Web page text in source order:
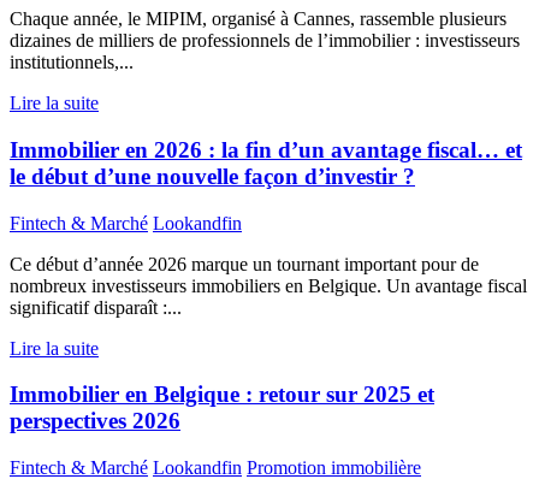
Chaque année, le MIPIM, organisé à Cannes, rassemble plusieurs
dizaines de milliers de professionnels de l’immobilier : investisseurs
institutionnels,...
Lire la suite
Immobilier en 2026 : la fin d’un avantage fiscal… et
le début d’une nouvelle façon d’investir ?
Fintech & Marché Lookandfin
Ce début d’année 2026 marque un tournant important pour de
nombreux investisseurs immobiliers en Belgique. Un avantage fiscal
significatif disparaît :...
Lire la suite
Immobilier en Belgique : retour sur 2025 et
perspectives 2026
Fintech & Marché Lookandfin Promotion immobilière